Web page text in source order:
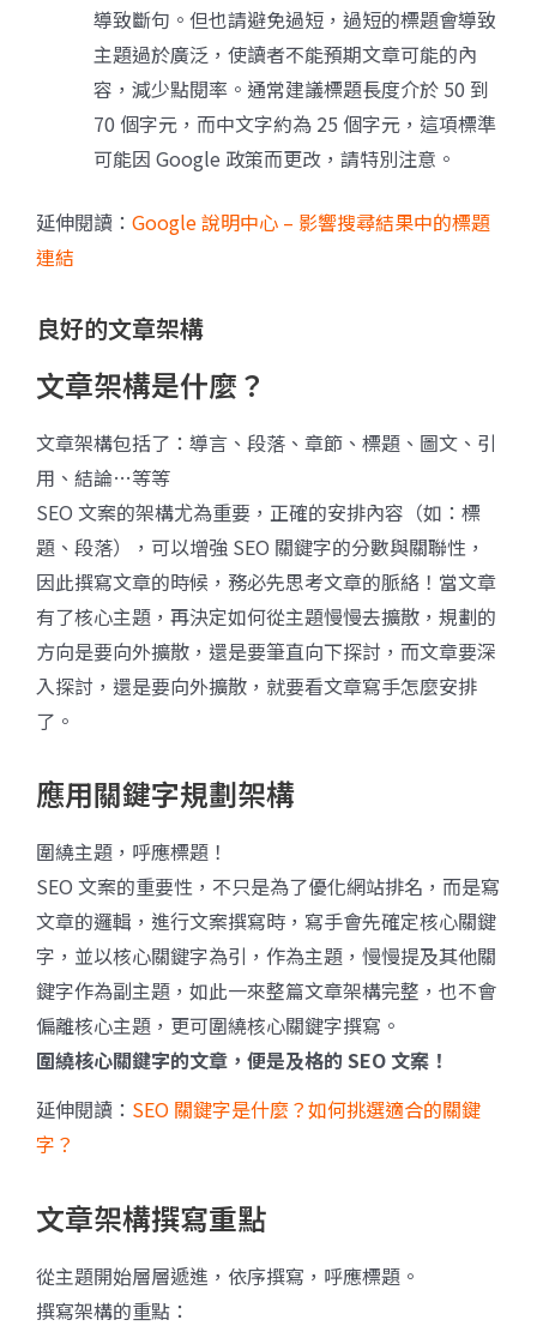
導致斷句。但也請避免過短，過短的標題會導致
主題過於廣泛，使讀者不能預期文章可能的內
容，減少點閱率。通常建議標題長度介於 50 到
70 個字元，而中文字約為 25 個字元，這項標準
可能因 Google 政策而更改，請特別注意。
延伸閱讀： Google 說明中心 – 影響搜尋結果中的標題
連結
良好的文章架構
文章架構是什麼？
文章架構包括了：導言、段落、章節、標題、圖文、引
用、結論…等等
SEO 文案的架構尤為重要，正確的安排內容（如：標
題、段落），可以增強 SEO 關鍵字的分數與關聯性，
因此撰寫文章的時候，務必先思考文章的脈絡！當文章
有了核心主題，再決定如何從主題慢慢去擴散，規劃的
方向是要向外擴散，還是要筆直向下探討，而文章要深
入探討，還是要向外擴散，就要看文章寫手怎麼安排
了。
應用關鍵字規劃架構
圍繞主題，呼應標題！
SEO 文案的重要性，不只是為了優化網站排名，而是寫
文章的邏輯，進行文案撰寫時，寫手會先確定核心關鍵
字，並以核心關鍵字為引，作為主題，慢慢提及其他關
鍵字作為副主題，如此一來整篇文章架構完整，也不會
偏離核心主題，更可圍繞核心關鍵字撰寫。
圍繞核心關鍵字的文章，便是及格的 SEO 文案！
延伸閱讀： SEO 關鍵字是什麼？如何挑選適合的關鍵
字？
文章架構撰寫重點
從主題開始層層遞進，依序撰寫，呼應標題。
撰寫架構的重點：